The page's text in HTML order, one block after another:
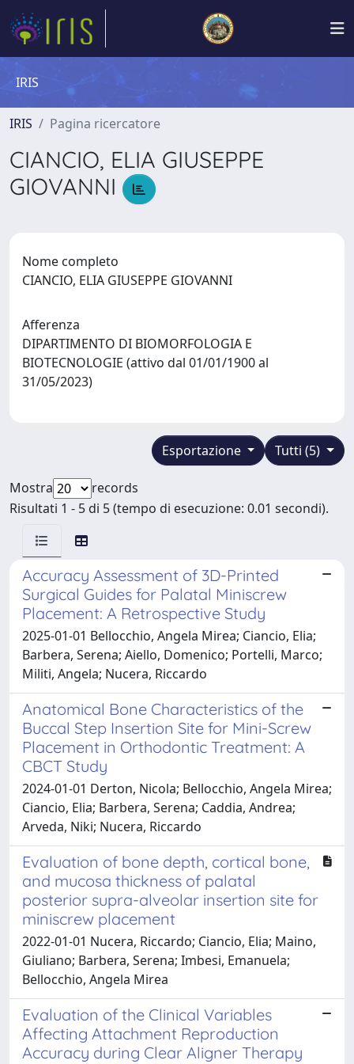
IRIS
IRIS Pagina ricercatore
CIANCIO, ELIA GIUSEPPE
GIOVANNI
Nome completo
CIANCIO, ELIA GIUSEPPE GIOVANNI
Afferenza
DIPARTIMENTO DI BIOMORFOLOGIA E
BIOTECNOLOGIE (attivo dal 01/01/1900 al
31/05/2023)
Tutti (5)
Esportazione
Mostra
records
Risultati 1 - 5 di 5 (tempo di esecuzione: 0.01 secondi).
Accuracy Assessment of 3D-Printed
Surgical Guides for Palatal Miniscrew
Placement: A Retrospective Study
2025-01-01 Bellocchio, Angela Mirea; Ciancio, Elia;
Barbera, Serena; Aiello, Domenico; Portelli, Marco;
Militi, Angela; Nucera, Riccardo
Anatomical Bone Characteristics of the
Buccal Step Insertion Site for Mini-Screw
Placement in Orthodontic Treatment: A
CBCT Study
2024-01-01 Derton, Nicola; Bellocchio, Angela Mirea;
Ciancio, Elia; Barbera, Serena; Caddia, Andrea;
Arveda, Niki; Nucera, Riccardo
Evaluation of bone depth, cortical bone,
and mucosa thickness of palatal
posterior supra-alveolar insertion site for
miniscrew placement
2022-01-01 Nucera, Riccardo; Ciancio, Elia; Maino,
Giuliano; Barbera, Serena; Imbesi, Emanuela;
Bellocchio, Angela Mirea
Evaluation of the Clinical Variables
Affecting Attachment Reproduction
Accuracy during Clear Aligner Therapy